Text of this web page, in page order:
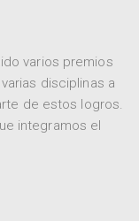
varios premios
disciplinas a
de estos logros.
integramos el